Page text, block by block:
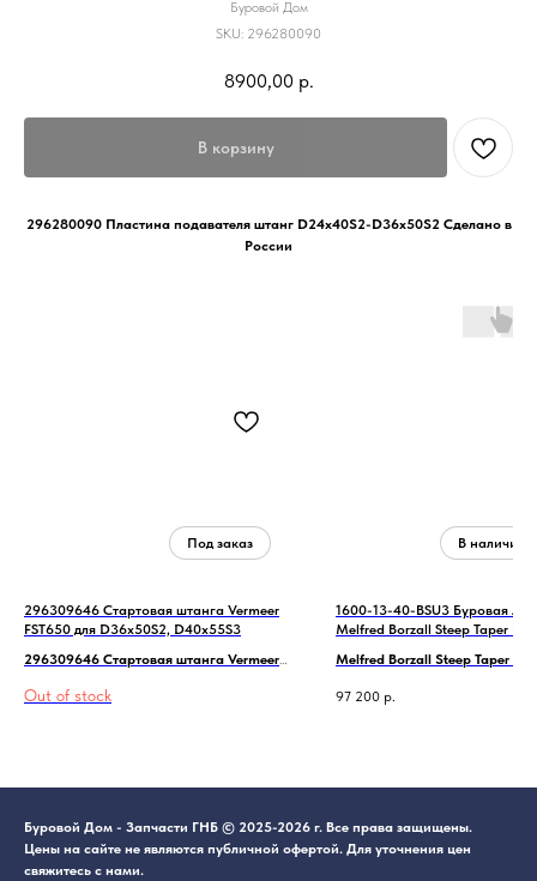
Буровой Дом
SKU: 296280090
8900,00 р.
В корзину
296280090 Пластина подавателя штанг D24x40S2-D36x50S2 Сделано в
России
296309646 Стартовая штанга Vermeer
FST650 для D36x50S2, D40x55S3
296309646 Стартовая штанга Vermeer
Out of stock
1600-13-40-BSU3 Буровая
Melfred Borzall Steep Taper Bit
Melfred Borzall Steep Taper Bit
Разболтовка под
97 200 р.
Буровой Дом - Запчасти ГНБ © 2025-2026 г. Все права защищены.
Цены на сайте не являются публичной офертой. Для уточнения цен
свяжитесь с нами.